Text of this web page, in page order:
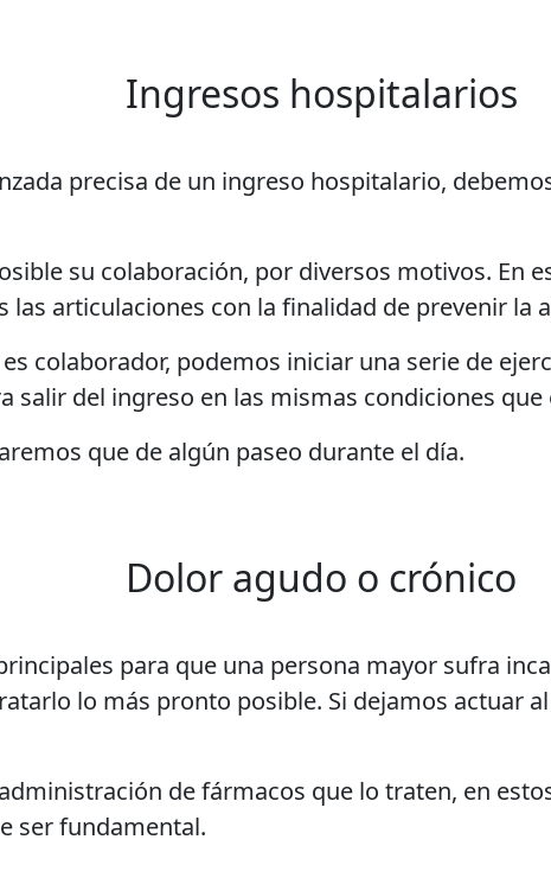
Ingresos hospitalarios
precisa de un ingreso hospitalario,
su colaboración, por diversos motivos. En
las articulaciones con la finalidad de prevenir la
colaborador, podemos iniciar una serie de
salir del ingreso en las mismas condiciones que
que de algún paseo durante el día.
Dolor agudo o crónico
para que una persona mayor sufra
lo más pronto posible. Si dejamos actuar
de fármacos que lo traten, en
ser fundamental.